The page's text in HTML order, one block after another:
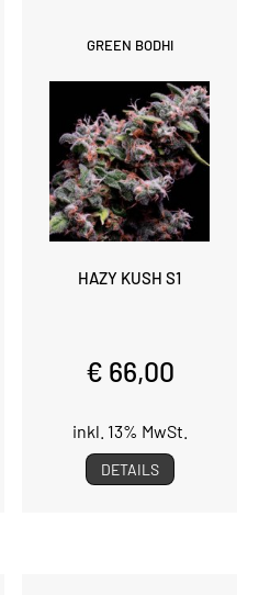
GREEN BODHI
HAZY KUSH S1
€ 66,00
inkl. 13% MwSt.
DETAILS